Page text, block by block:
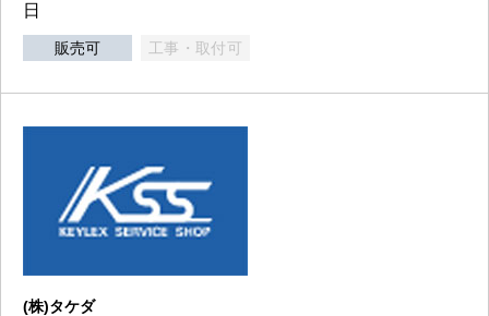
日
販売可 工事・取付可
(株)タケダ